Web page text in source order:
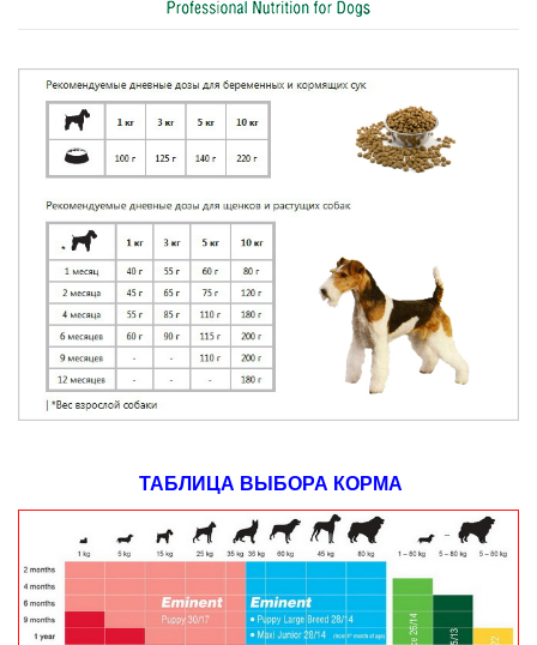
ТАБЛИЦА ВЫБОРА КОРМА